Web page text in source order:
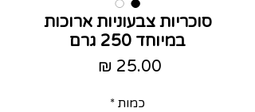
סוכריות צבעוניות ארוכות
במיוחד 250 גרם
כמות *